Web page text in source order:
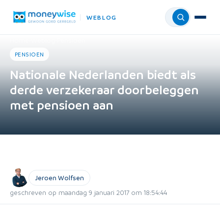
WEBLOG Menu
PENSIOEN
Nationale Nederlanden biedt als
derde verzekeraar doorbeleggen
met pensioen aan
Jeroen Wolfsen
geschreven op maandag 9 januari 2017 om 18:54:44